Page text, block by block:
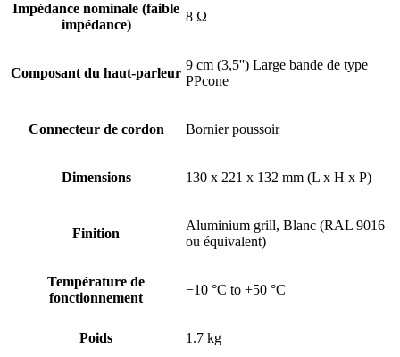
Impédance nominale (faible
impédance)
8 Ω
Composant du haut-parleur
9 cm (3,5'') Large bande de type
PPcone
Connecteur de cordon Bornier poussoir
Dimensions 130 x 221 x 132 mm (L x H x P)
Finition
Aluminium grill, Blanc (RAL 9016
ou équivalent)
Température de
fonctionnement
−10 °C to +50 °C
Poids 1.7 kg